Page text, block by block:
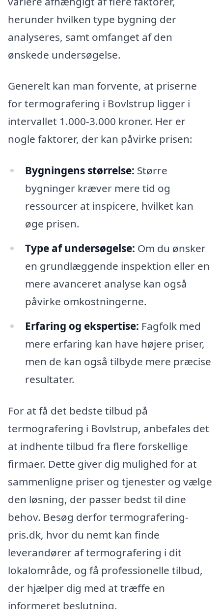
herunder hvilken type bygning der
analyseres, samt omfanget af den
ønskede undersøgelse.
Generelt kan man forvente, at priserne
for termografering i Bovlstrup ligger i
intervallet 1.000-3.000 kroner. Her er
nogle faktorer, der kan påvirke prisen:
Bygningens størrelse: Større
bygninger kræver mere tid og
ressourcer at inspicere, hvilket kan
øge prisen.
Type af undersøgelse: Om du ønsker
en grundlæggende inspektion eller en
mere avanceret analyse kan også
påvirke omkostningerne.
Erfaring og ekspertise: Fagfolk med
mere erfaring kan have højere priser,
men de kan også tilbyde mere præcise
resultater.
For at få det bedste tilbud på
termografering i Bovlstrup, anbefales det
at indhente tilbud fra flere forskellige
firmaer. Dette giver dig mulighed for at
sammenligne priser og tjenester og vælge
den løsning, der passer bedst til dine
behov. Besøg derfor termografering-
pris.dk, hvor du nemt kan finde
leverandører af termografering i dit
lokalområde, og få professionelle tilbud,
der hjælper dig med at træffe en
informeret beslutning.